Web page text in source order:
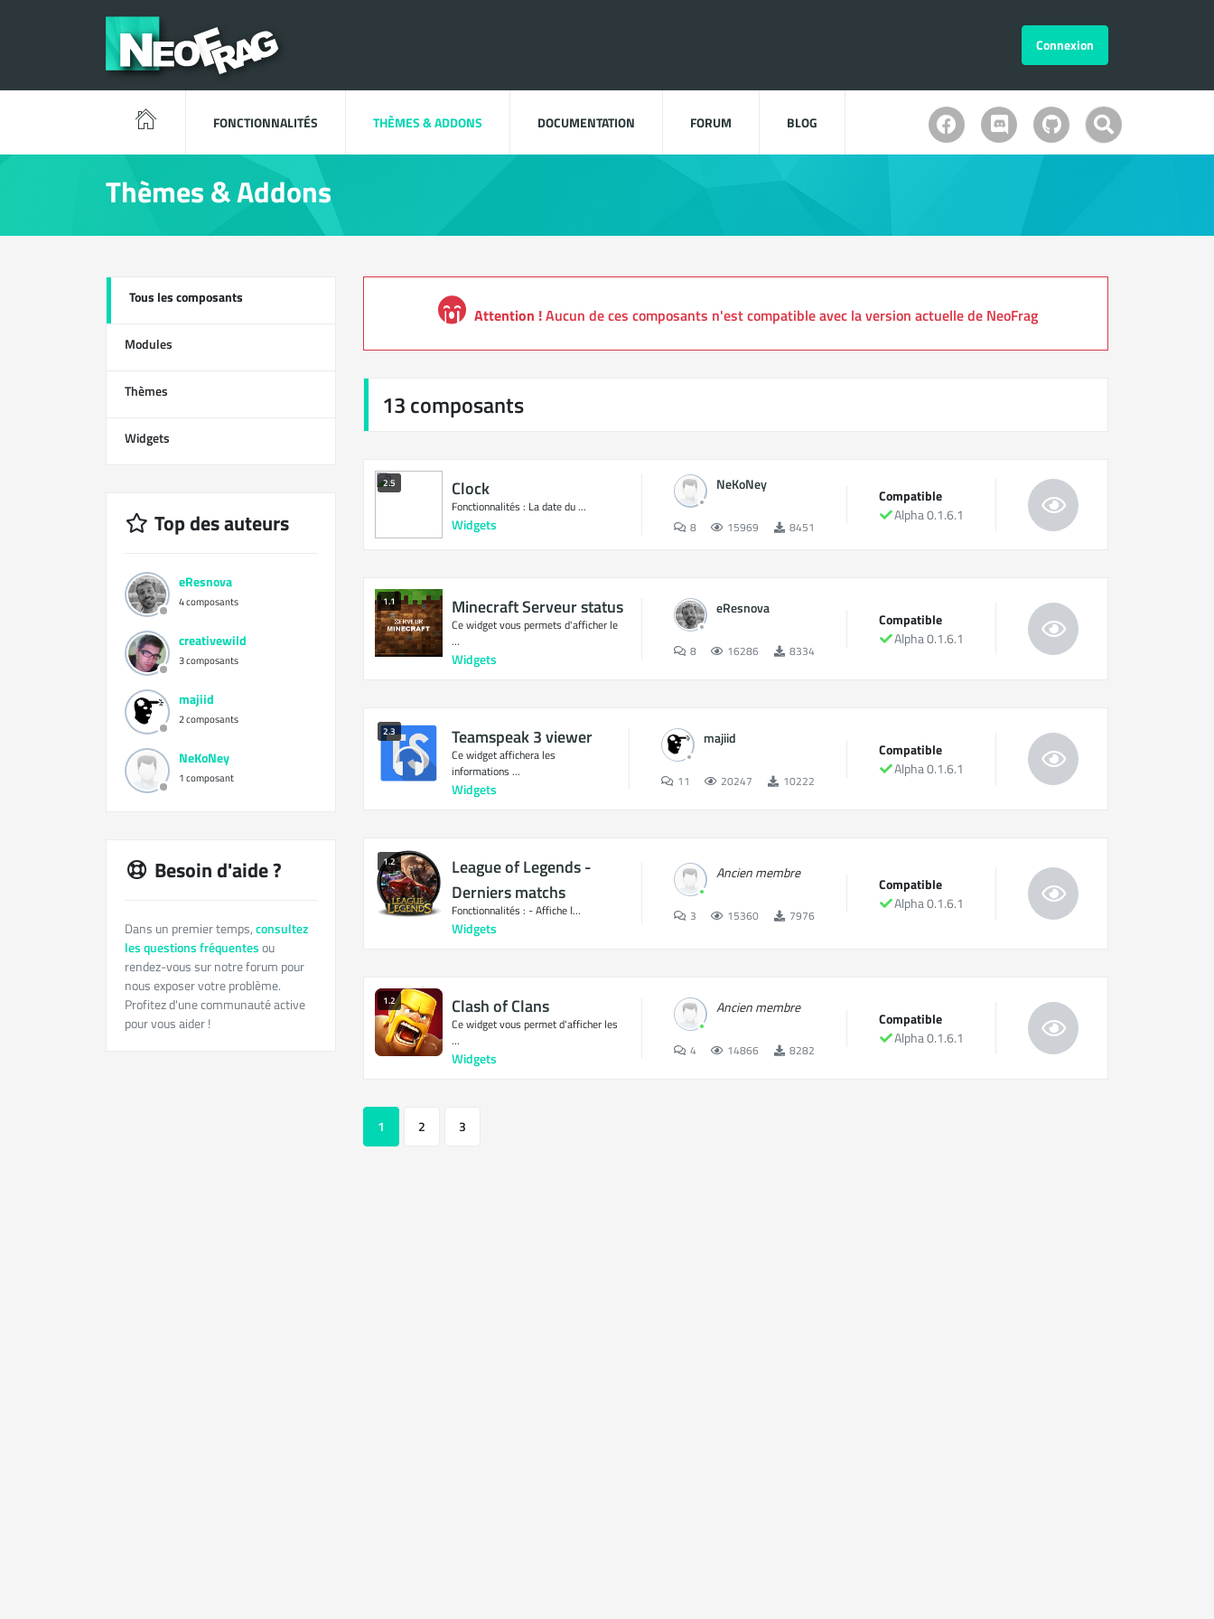
Connexion
FONCTIONNALITÉS THÈMES & ADDONS DOCUMENTATION FORUM BLOG
Thèmes & Addons
Tous les composants
Modules
Thèmes
Widgets
Top des auteurs
eResnova
4 composants
creativewild
3 composants
majiid
2 composants
NeKoNey
1 composant
Besoin d'aide ?
Dans un premier temps,consultez
les questions fréquentesou
rendez-vous sur notre forum pour
nous exposer votre problème.
Profitez d'une communauté active
pour vous aider !
Attention !Aucun de ces composants n'est compatible avec la version actuelle de NeoFrag
13 composants
2.5 Clock
Fonctionnalités : La date du ...
Widgets
NeKoNey
8 15969 8451
Compatible
Alpha 0.1.6.1
1.1 Minecraft Serveur status
Ce widget vous permets d'afficher le
...
Widgets
eResnova
8 16286 8334
Compatible
Alpha 0.1.6.1
2.3 Teamspeak 3 viewer
Ce widget affichera les
informations ...
Widgets
majiid
11 20247 10222
Compatible
Alpha 0.1.6.1
1.2
League of Legends -
Derniers matchs
Fonctionnalités : - Affiche l...
Widgets
Ancien membre
3 15360 7976
Compatible
Alpha 0.1.6.1
1.2 Clash of Clans
Ce widget vous permet d'afficher les
...
Widgets
Ancien membre
4 14866 8282
Compatible
Alpha 0.1.6.1
1 2 3